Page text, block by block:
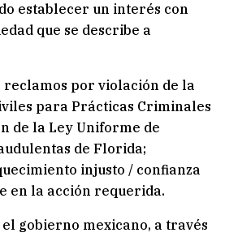
establecer un interés con
que se describe a
reclamos por violación de la
para Prácticas Criminales
de la Ley Uniforme de
de Florida;
injusto / confianza
en la acción requerida.
el gobierno mexicano, a través